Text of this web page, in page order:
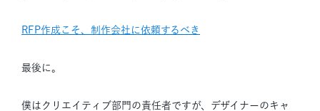
RFP作成こそ、制作会社に依頼するべき
最後に。
僕はクリエイティブ部門の責任者ですが、デザイナーのキャ